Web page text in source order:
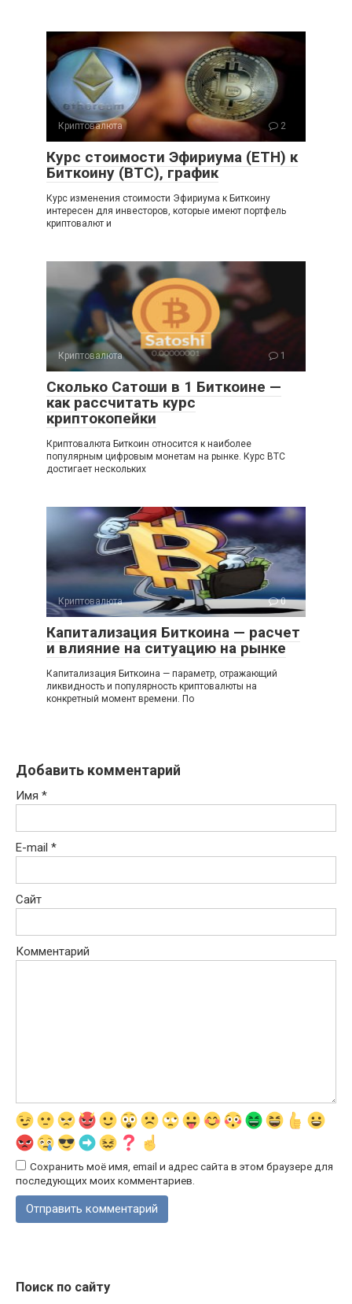
Криптовалюта 2
Курс стоимости Эфириума (ETH) к
Биткоину (BTC), график
Курс изменения стоимости Эфириума к Биткоину
интересен для инвесторов, которые имеют портфель
криптовалют и
Криптовалюта 1
Сколько Сатоши в 1 Биткоине —
как рассчитать курс
криптокопейки
Криптовалюта Биткоин относится к наиболее
популярным цифровым монетам на рынке. Курс BTC
достигает нескольких
Криптовалюта 0
Капитализация Биткоина — расчет
и влияние на ситуацию на рынке
Капитализация Биткоина — параметр, отражающий
ликвидность и популярность криптовалюты на
конкретный момент времени. По
Добавить комментарий
Имя *
E-mail *
Сайт
Комментарий
Сохранить моё имя, email и адрес сайта в этом браузере для
последующих моих комментариев.
Поиск по сайту